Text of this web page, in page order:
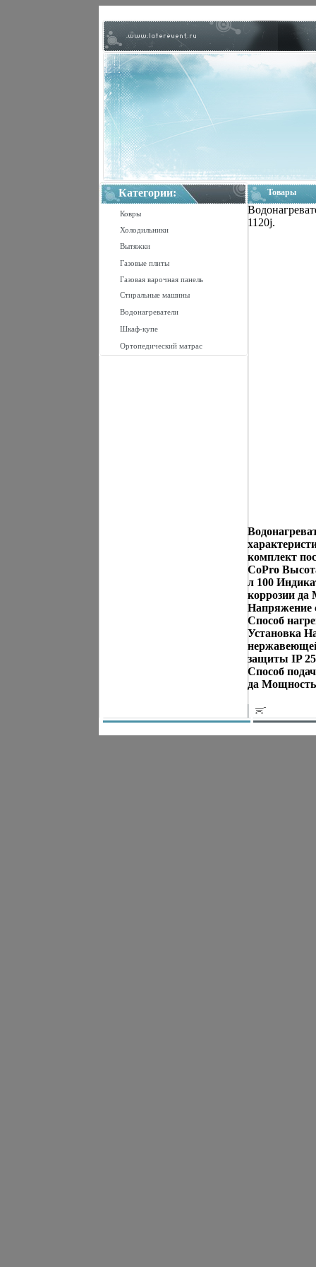
Категории:
Ковры
Холодильники
Вытяжки
Газовые плиты
Газовая варочная панель
Стиральные машины
Водонагреватели
Шкаф-купе
Ортопедический матрас
Товары
1120j.
комплект
CoPro
л 100
коррозии да
Напряжение
Способ
Установка
защиты IP
Способ
да